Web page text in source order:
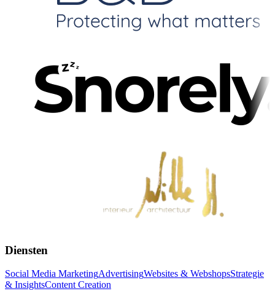
Diensten
Social Media MarketingAdvertisingWebsites & WebshopsStrategie
& InsightsContent Creation